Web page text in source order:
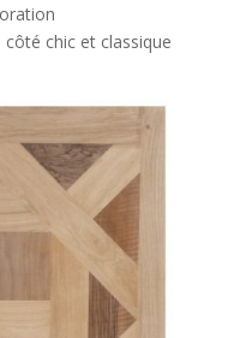
chic et classique